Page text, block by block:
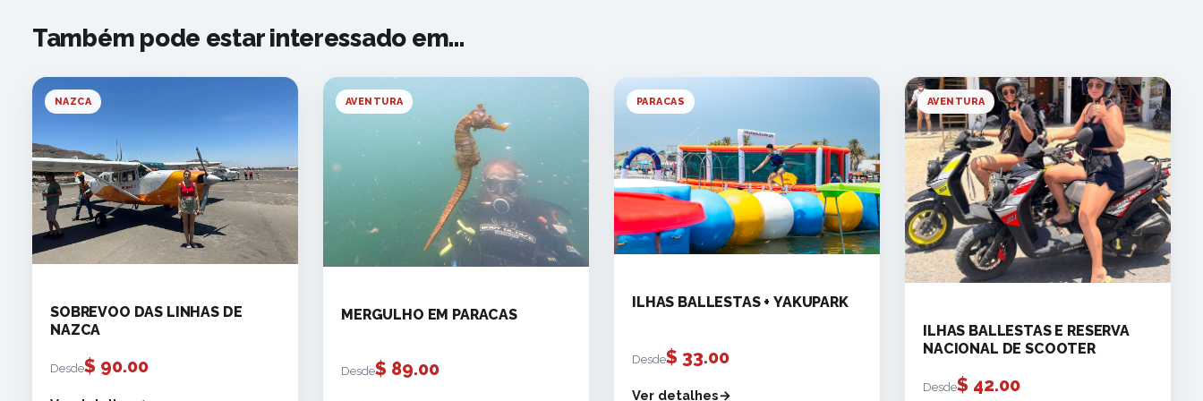
Também pode estar interessado em...
NAZCA
SOBREVOO DAS LINHAS DE
NAZCA
Desde$ 90.00
AVENTURA
MERGULHO EM PARACAS
Desde$ 89.00
PARACAS
ILHAS BALLESTAS + YAKUPARK
Desde$ 33.00
Ver detalhes
AVENTURA
ILHAS BALLESTAS E RESERVA
NACIONAL DE SCOOTER
Desde$ 42.00